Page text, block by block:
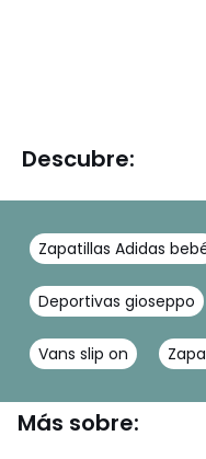
Descubre:
Zapatillas Adidas
Deportivas gioseppo
Vans slip on
Más sobre: